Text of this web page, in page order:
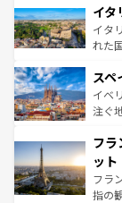
イタ
イタ
れた国
ろん
景な
ピザ
ませ
なお
しい
スペ
イベ
注ぐ
文化
れる
る。
アー
フラ
ット
フラ
指の